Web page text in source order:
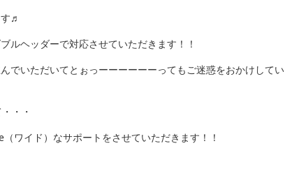
♬
ルヘッダーで対応させていただきます！！
でいただいてとぉっーーーーーーってもご迷惑をおかけしてい
・・
ワイド）なサポートをさせていただきます！！